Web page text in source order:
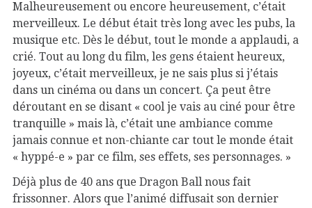
Malheureusement ou encore heureusement, c’était
merveilleux. Le début était très long avec les pubs, la
musique etc. Dès le début, tout le monde a applaudi, a
crié. Tout au long du film, les gens étaient heureux,
joyeux, c’était merveilleux, je ne sais plus si j’étais
dans un cinéma ou dans un concert. Ça peut être
déroutant en se disant « cool je vais au ciné pour être
tranquille » mais là, c’était une ambiance comme
jamais connue et non-chiante car tout le monde était
« hyppé-e » par ce film, ses effets, ses personnages. »
Déjà plus de 40 ans que Dragon Ball nous fait
frissonner. Alors que l’animé diffusait son dernier